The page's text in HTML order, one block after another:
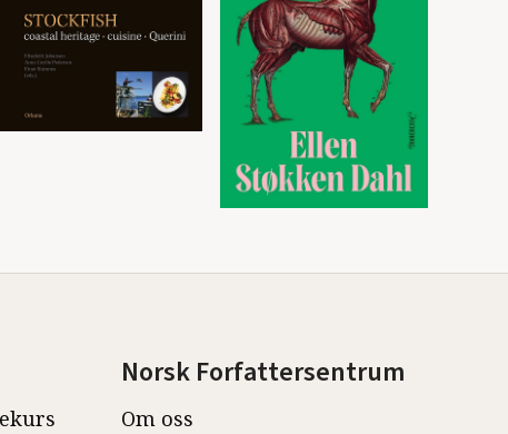
Norsk Forfattersentrum
Om oss